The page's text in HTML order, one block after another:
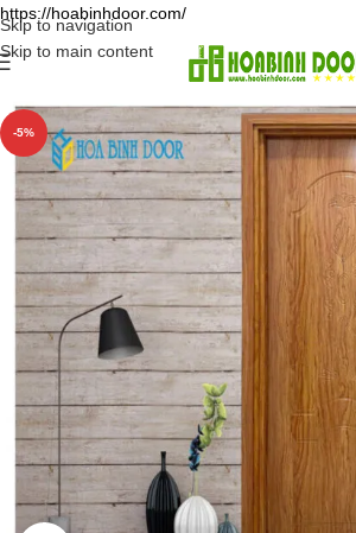
https://hoabinhdoor.com/
Skip to navigation
Skip to main content
-5%